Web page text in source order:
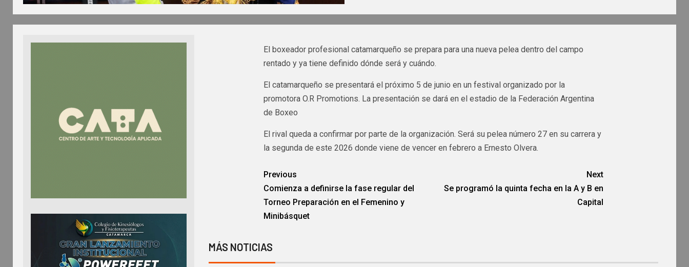
El boxeador profesional catamarqueño se prepara para una nueva pelea dentro del campo
rentado y ya tiene definido dónde será y cuándo.
El catamarqueño se presentará el próximo 5 de junio en un festival organizado por la
promotora O.R Promotions. La presentación se dará en el estadio de la Federación Argentina
de Boxeo
El rival queda a confirmar por parte de la organización. Será su pelea número 27 en su carrera y
la segunda de este 2026 donde viene de vencer en febrero a Ernesto Olvera.
Previous
Comienza a definirse la fase regular del
Torneo Preparación en el Femenino y
Minibásquet
Next
Se programó la quinta fecha en la A y B en
Capital
MÁS NOTICIAS